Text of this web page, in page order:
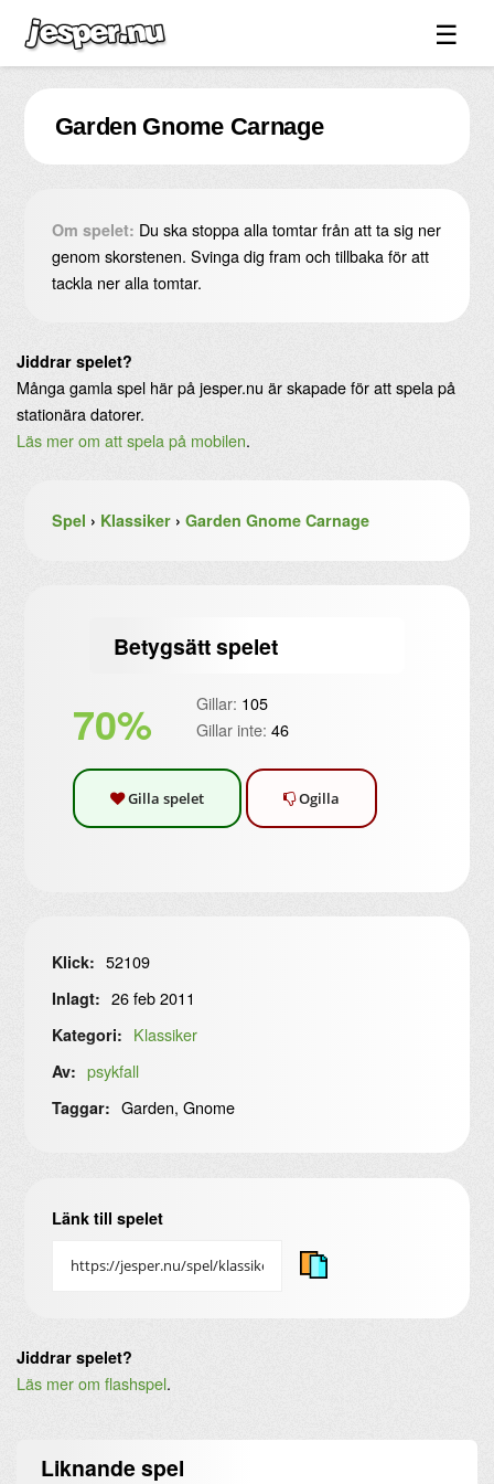
☰
Spel ↓
Bilder ↓
Forum ↓
Videos
Blandat ↓
Garden Gnome Carnage
Om spelet: Du ska stoppa alla tomtar från att ta sig ner
genom skorstenen. Svinga dig fram och tillbaka för att
tackla ner alla tomtar.
Jiddrar spelet?
Många gamla spel här på jesper.nu är skapade för att spela på
stationära datorer.
Läs mer om att spela på mobilen.
Spel › Klassiker› Garden Gnome Carnage
Betygsätt spelet
70% Gillar: 105
Gillar inte: 46
Gilla spelet Ogilla
Klick: 52109
Inlagt: 26 feb 2011
Kategori: Klassiker
Av: psykfall
Taggar: Garden, Gnome
Länk till spelet
Jiddrar spelet?
Läs mer om flashspel.
Liknandespel